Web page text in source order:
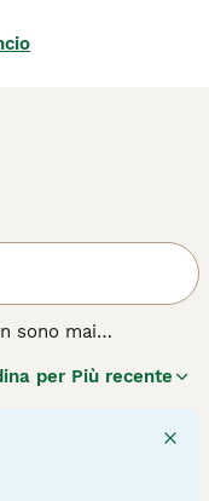
sono mai
lunghezza del pelo.
per Più recente